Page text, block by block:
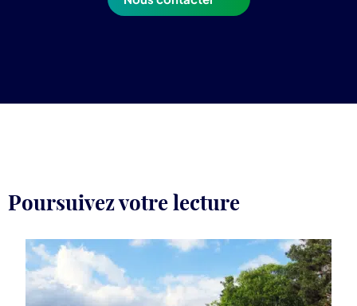
Poursuivez votre lecture